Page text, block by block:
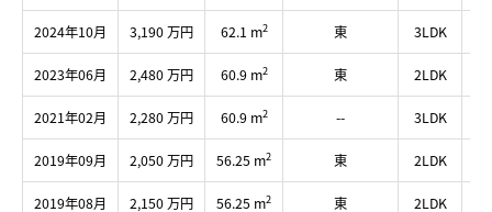
2024年10月 3,190 万円 62.1 m2 東 3LDK
2023年06月 2,480 万円 60.9 m2 東 2LDK
2021年02月 2,280 万円 60.9 m2 -- 3LDK
2019年09月 2,050 万円 56.25 m2 東 2LDK
2019年08月 2,150 万円 56.25 m2 東 2LDK